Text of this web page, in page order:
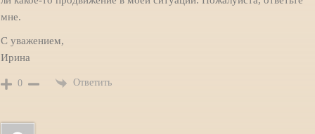
мне.
С уважением,
Ирина
0 Ответить